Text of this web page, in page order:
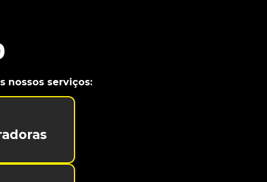
nossos serviços: